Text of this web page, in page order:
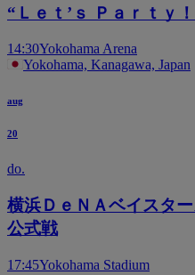
“Ｌｅｔ’ｓ Ｐａｒｔｙ
14:30Yokohama Arena
Yokohama, Kanagawa, Japan
aug
20
do.
横浜ＤｅＮＡベイスタ
公式戦
17:45Yokohama Stadium